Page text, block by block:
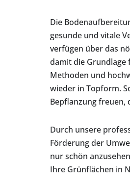
Die
gesunde und vitale
verfügen über das
damit die Grundlage
Methoden und
wieder in Topform.
Bepflanzung freuen,
Durch unsere
Förderung der
nur schön
Ihre Grünflächen in